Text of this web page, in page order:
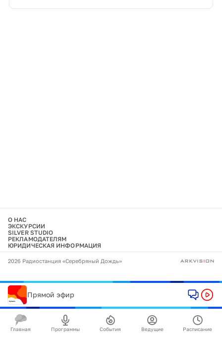
О НАС
ЭКСКУРСИИ
SILVER STUDIO
РЕКЛАМОДАТЕЛЯМ
ЮРИДИЧЕСКАЯ ИНФОРМАЦИЯ
2026 Радиостанция «Серебряный Дождь»
Прямой эфир
Главная Программы События Ведущие Расписание